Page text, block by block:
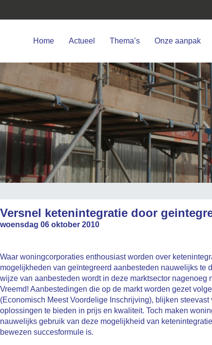
Home Actueel Thema’s Onze aanpak
Versnel ketenintegratie door
woensdag 06 oktober 2010
Waar woningcorporaties enthousiast worden over
mogelijkheden van geïntegreerd aanbesteden nauwelijks te
wijze van aanbesteden wordt in deze marktsector nagenoeg
Vreemd! Aanbestedingen die op de markt worden gezet
(Economisch Meest Voordelige Inschrijving), blijken steevast
oplossingen te bieden in prijs en kwaliteit. Toch maken
nauwelijks gebruik van deze mogelijkheid van
bewezen succesformule is.